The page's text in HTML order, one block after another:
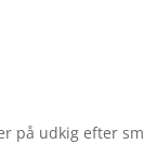
på udkig efter